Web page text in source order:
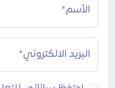
الأسم*
البريد الالكتروني*